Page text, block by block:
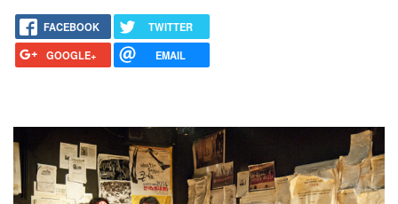
FACEBOOK
TWITTER
GOOGLE+
EMAIL